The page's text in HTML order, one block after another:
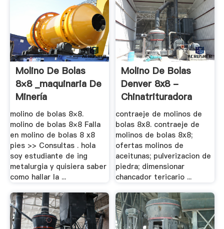
Molino De Bolas
8×8 _maquinaria De
Minería
molino de bolas 8×8.
molino de bolas 8×8 Falla
en molino de bolas 8 x8
pies >> Consultas . hola
soy estudiante de ing
metalurgia y quisiera saber
como hallar la ...
Molino De Bolas
Denver 8x8 -
Chinatrituradora
contraeje de molinos de
bolas 8x8. contraeje de
molinos de bolas 8x8;
ofertas molinos de
aceitunas; pulverizacion de
piedra; dimensionar
chancador tericario ...